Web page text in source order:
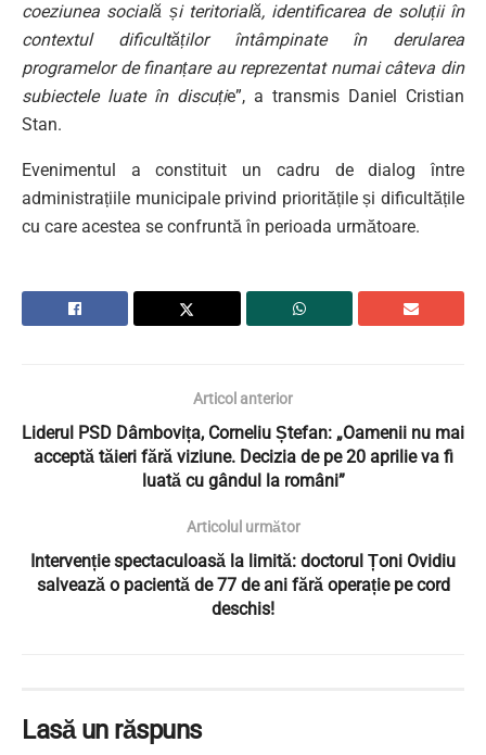
coeziunea socială și teritorială, identificarea de soluții în
contextul dificultăților întâmpinate în derularea
programelor de finanțare au reprezentat numai câteva din
subiectele luate în discuție”, a transmis Daniel Cristian
Stan.
Evenimentul a constituit un cadru de dialog între
administrațiile municipale privind prioritățile și dificultățile
cu care acestea se confruntă în perioada următoare.
Articol anterior
Liderul PSD Dâmbovița, Corneliu Ștefan: „Oamenii nu mai
acceptă tăieri fără viziune. Decizia de pe 20 aprilie va fi
luată cu gândul la români”
Articolul următor
Intervenție spectaculoasă la limită: doctorul Țoni Ovidiu
salvează o pacientă de 77 de ani fără operație pe cord
deschis!
Lasă un răspuns